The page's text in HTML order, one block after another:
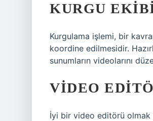
KURGU
Kurgulama işlemi, bir
koordine edilmesidir.
sunumların videolarını
VIDEO
İyi bir video editörü